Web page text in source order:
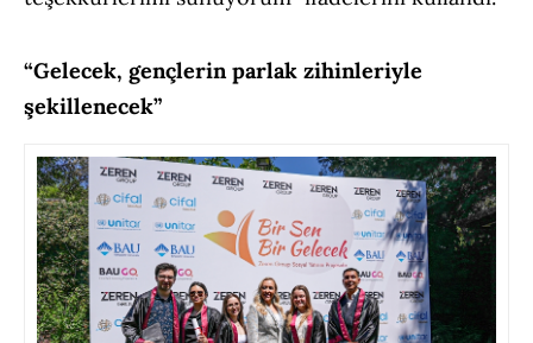
“Gelecek, gençlerin parlak zihinleriyle
şekillenecek”